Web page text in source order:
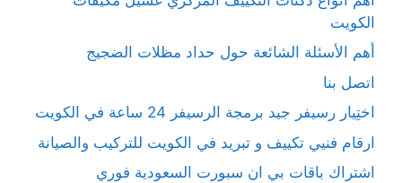
الكويت
أهم الأسئلة الشائعة حول حداد مظلات الضجيج
اتصل بنا
اختِيار رسيفر جيد برمجة الرسيفر 24 ساعة في الكويت
ارقام فنيي تكييف و تبريد في الكويت للتركيب والصيانة
اشتراك باقات بي ان سبورت السعودية فوري